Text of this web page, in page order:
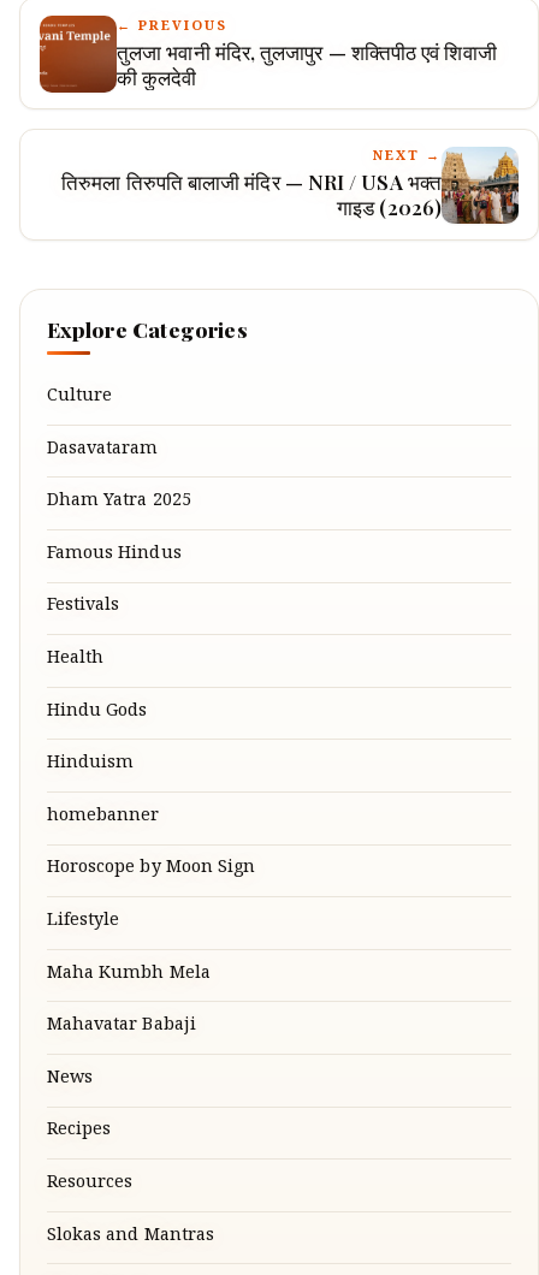
← PREVIOUS
तुलजा भवानी मंदिर, तुलजापुर — शक्तिपीठ एवं शिवाजी
की कुलदेवी
NEXT →
तिरुमला तिरुपति बालाजी मंदिर — NRI / USA भक्त
गाइड (2026)
Explore Categories
Culture
Dasavataram
Dham Yatra 2025
Famous Hindus
Festivals
Health
Hindu Gods
Hinduism
homebanner
Horoscope by Moon Sign
Lifestyle
Maha Kumbh Mela
Mahavatar Babaji
News
Recipes
Resources
Slokas and Mantras